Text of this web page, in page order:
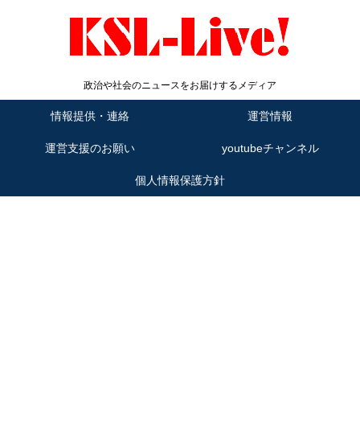
政治や社会のニュースをお届けするメディア
情報提供・連絡 運営情報
運営支援のお願い youtubeチャンネル
個人情報保護方針